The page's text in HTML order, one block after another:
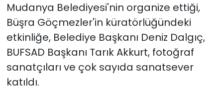
Mudanya Belediyesi'nin organize ettiği,
Büşra Göçmezler'in küratörlüğündeki
etkinliğe, Belediye Başkanı Deniz Dalgıç,
BUFSAD Başkanı Tarık Akkurt, fotoğraf
sanatçıları ve çok sayıda sanatsever
katıldı.